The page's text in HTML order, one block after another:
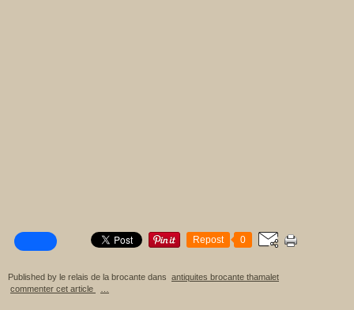
Repost 0
Published by le relais de la brocante dans antiquites brocante thamalet
commenter cet article